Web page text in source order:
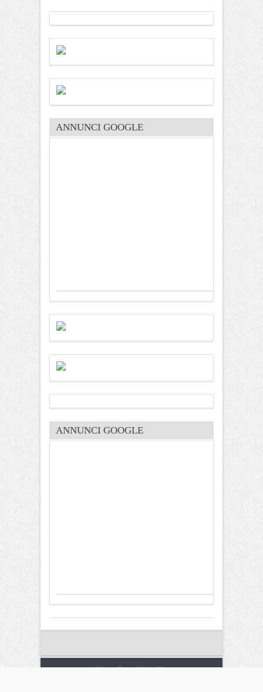
ANNUNCI GOOGLE
ANNUNCI GOOGLE